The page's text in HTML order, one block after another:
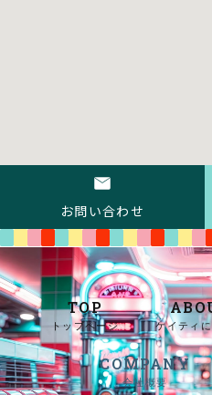
お問い合わせ
TOP
トップページ ケイティ
COMPANY
会社概要